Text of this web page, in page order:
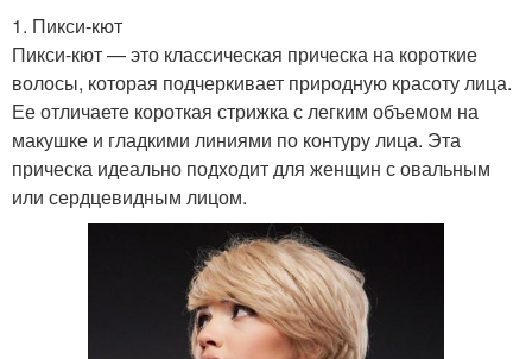
1. Пикси-кют
Пикси-кют — это классическая прическа на короткие
волосы, которая подчеркивает природную красоту лица.
Ее отличаете короткая стрижка с легким объемом на
макушке и гладкими линиями по контуру лица. Эта
прическа идеально подходит для женщин с овальным
или сердцевидным лицом.